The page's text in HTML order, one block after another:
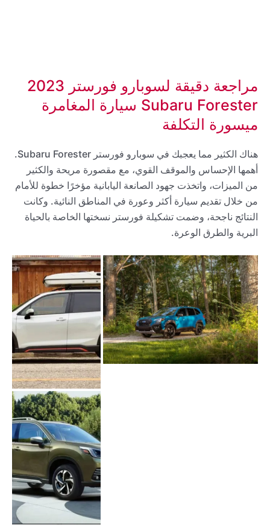
مراجعة دقيقة لسوبارو فورستر 2023
Subaru Forester سيارة المغامرة
ميسورة التكلفة
هناك الكثير مما يعجبك في سوبارو فورستر Subaru Forester.
أهمها الإحساس والموقف القوي، مع مقصورة مريحة والكثير
من الميزات، واتخذت جهود الصانعة اليابانية مؤخرًا خطوة للأمام
من خلال تقديم سيارة أكثر وعورة في المناطق النائية. وكانت
النتائج ناجحة، وضمت تشكيلة فورستر نسختها الخاصة بالحياة
البرية والطرق الوعرة.